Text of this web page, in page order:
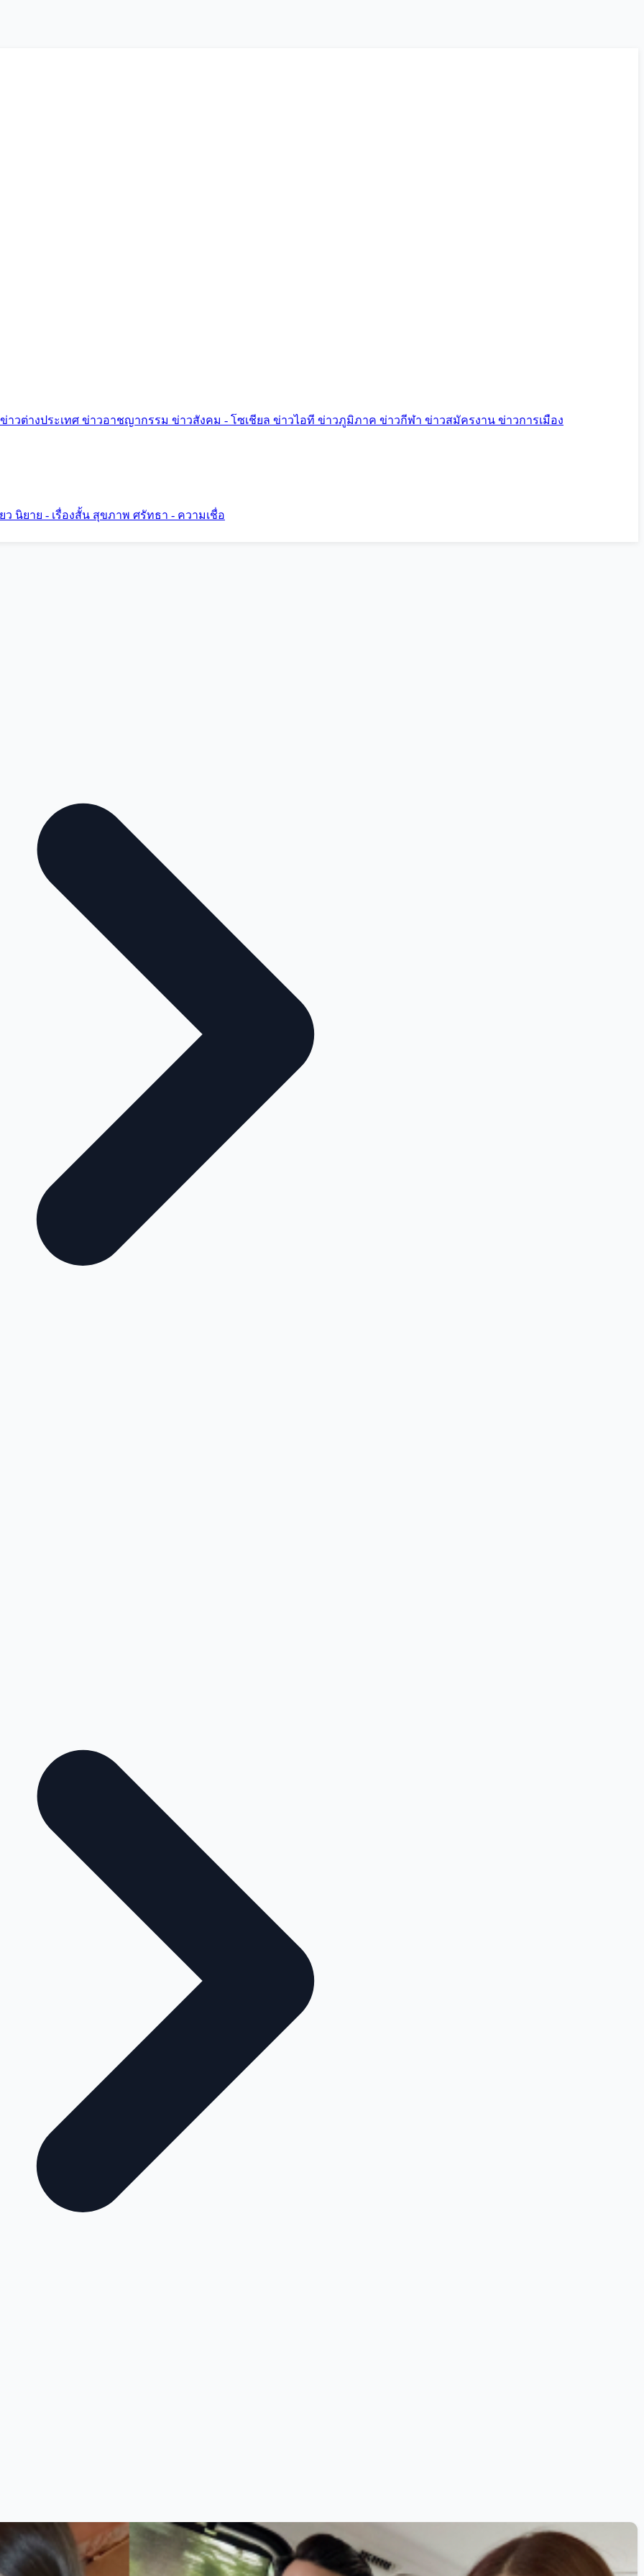
ข่าวต่างประเทศ ข่าวอาชญากรรม ข่าวสังคม - โซเชียล ข่าวไอที ข่าวภูมิภาค ข่าวกีฬา ข่าวสมัครงาน ข่าวการเมือง
ว นิยาย - เรื่องสั้น สุขภาพ ศรัทธา - ความเชื่อ